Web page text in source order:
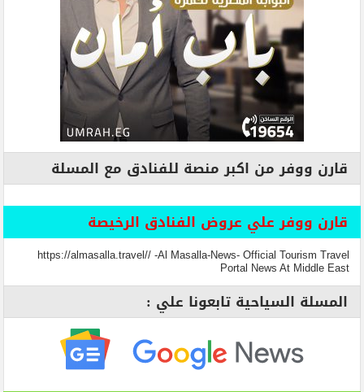
قارن ووفر من اكبر منصة للفنادق مع المسلة
قارن ووفر علي عروض الفنادق الرخيصة
https://almasalla.travel// -Al Masalla-News- Official Tourism Travel
Portal News At Middle East
المسلة السياحية تابعونا علي :